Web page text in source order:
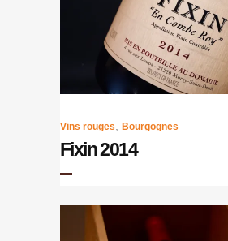
Vins rouges Bourgognes
Fixin 2014